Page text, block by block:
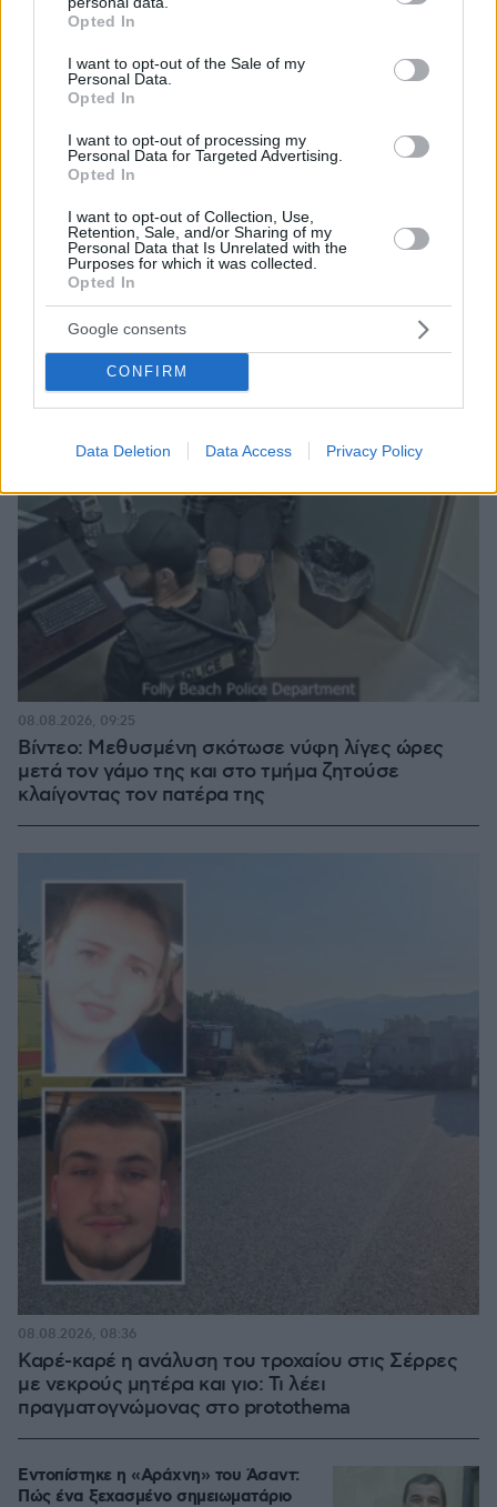
grant or deny consent to Google and its third-party tags to
use your data for below specified purposes in below Google
consent section.
Opted In
I want to opt-out of the Sale of my
Personal Data.
Opted In
I want to opt-out of processing my
Personal Data for Targeted Advertising.
Opted In
I want to opt-out of Collection, Use,
Retention, Sale, and/or Sharing of my
Personal Data that Is Unrelated with the
Purposes for which it was collected.
Opted In
Google consents
CONFIRM
Data Deletion Data Access Privacy Policy
Το «σκουλήκι του διαβόλου» που ζει 1,3 χιλιόμετρα
κάτω από τη Γη και αλλάζει όσα γνωρίζαμε για τη
ζωή: «Οι άνθρωποι δεν κυβερνάμε τον κόσμο»
08.08.2026, 08:57
Βίντεο: Μεθυσμένη σκότωσε νύφη λίγες ώρες
μετά τον γάμο της και στο τμήμα ζητούσε
κλαίγοντας τον πατέρα της
08.08.2026, 09:25
Καρέ-καρέ η ανάλυση του τροχαίου στις Σέρρες
με νεκρούς μητέρα και γιο: Τι λέει
πραγματογνώμονας στο protothema
08.08.2026, 08:36
Εντοπίστηκε η «Αράχνη» του Άσαντ:
Πώς ένα ξεχασμένο σημειωματάριο